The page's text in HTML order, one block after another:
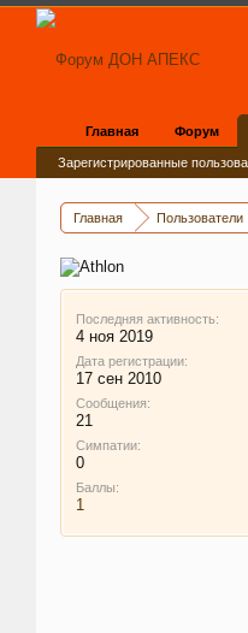
Главная Пользователи
Последняя активность:
4 ноя 2019
Дата регистрации:
17 сен 2010
Сообщения:
21
Симпатии:
0
Баллы:
1
Главная Форум
Зарегистрированные